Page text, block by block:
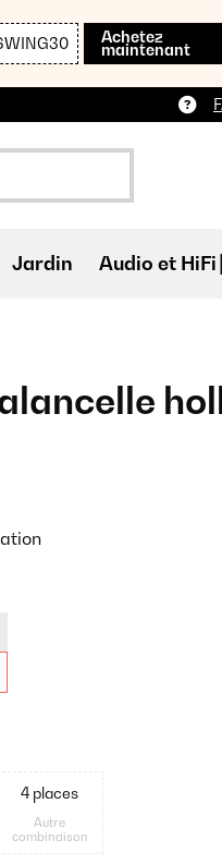
Achetez
maintenant
Jardin Audio et HiFi
4 places
Autre
combinaison